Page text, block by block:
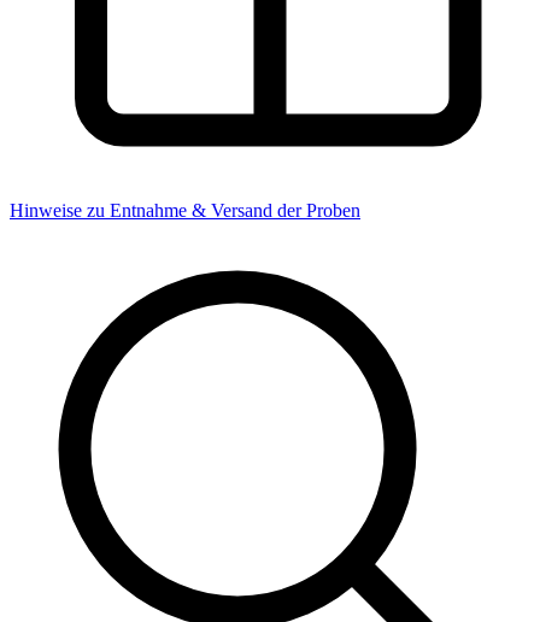
Hinweise zu Entnahme & Versand der Proben